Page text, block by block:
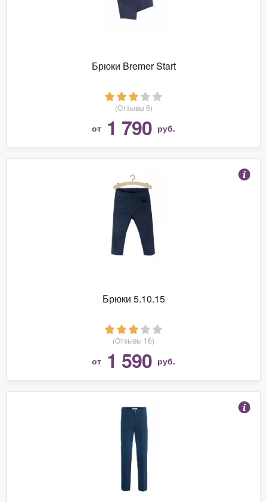
Брюки Bremer Start
(Отзывы 6)
от 1 790 руб.
Брюки 5.10.15
(Отзывы 16)
от 1 590 руб.